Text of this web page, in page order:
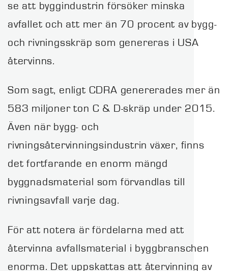
se att byggindustrin försöker minska
avfallet och att mer än 70 procent av bygg-
och rivningsskräp som genereras i USA
återvinns.
Som sagt, enligt CDRA genererades mer än
583 miljoner ton C & D-skräp under 2015.
Även när bygg- och
rivningsåtervinningsindustrin växer, finns
det fortfarande en enorm mängd
byggnadsmaterial som förvandlas till
rivningsavfall varje dag.
För att notera är fördelarna med att
återvinna avfallsmaterial i byggbranschen
enorma. Det uppskattas att återvinning av